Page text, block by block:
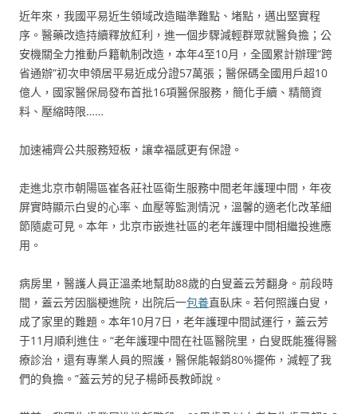
近年來，我國平易近生領域改造瞄準難點、堵點，邁出堅實程
序。醫藥改造持續釋放紅利，進一個步驟減輕群眾就醫負擔；公
安機關全力推動戶籍軌制改造，本年4至10月，全國累計辦理“跨
省通辦”初次申領居平易近成分證57萬張；醫保碼全國用戶超10
億人，國家醫保局發布首批16項醫保服務，簡化手續、精簡資
料、壓縮時限……
加速補齊公共服務短板，讓幸福感更有保證。
走進北京市朝陽區崔各莊社區衛生服務中間老年護理中間，年夜
屏實時顯示白叟的心率、血壓等監測情況，溫馨的適老化改革細
節隨處可見。本年，北京市嵌進社區的老年護理中間相繼投進應
用。
病房里，醫護人員正溫柔地幫助88歲的白叟蓋云芳翻身。前段時
間，蓋云芳因腦梗進院，出院后一包養直臥床。若何照護白叟，
成了家里的難題。本年10月7日，老年護理中間試運行，蓋云芳
于11月順利進住。“老年護理中間在社區醫院里，白叟既能獲得醫
療診治，還有專業人員的照護，醫保能報銷80%擺佈，減輕了我
們的負擔。”蓋云芳的兒子楊師長教師說。